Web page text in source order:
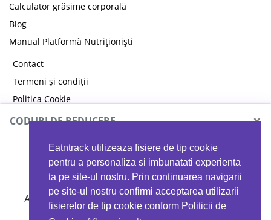
Eatntrack utilizeaza fisiere de tip cookie
pentru a personaliza si imbunatati experienta
ta pe site-ul nostru. Prin continuarea navigarii
pe site-ul nostru confirmi acceptarea utilizarii
fisierelor de tip cookie conform Politicii de
Calculator grăsime corporală
Blog
Manual Platformă Nutriționiști
Contact
Termeni și condiții
Politica Cookie
Politica de confidențialitate
CODURI DE REDUCERE ×
MYPROTEIN
Ai 40%reducere la orice comandă folosind codul
EATTRACK